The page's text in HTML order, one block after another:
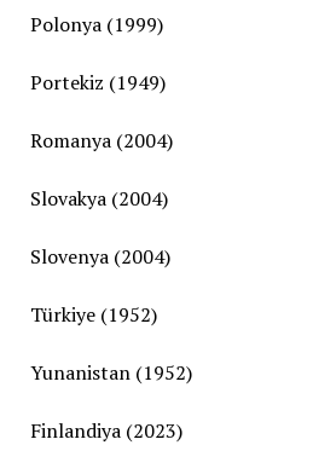
Polonya (1999)
Portekiz (1949)
Romanya (2004)
Slovakya (2004)
Slovenya (2004)
Türkiye (1952)
Yunanistan (1952)
Finlandiya (2023)